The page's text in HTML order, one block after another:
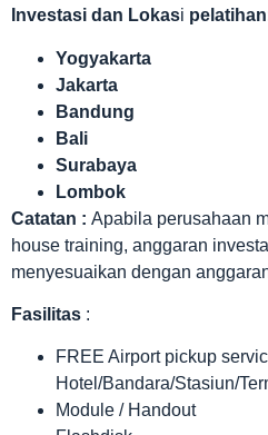
Investasi dan Lokasi pelatihan
Yogyakarta
Jakarta
Bandung
Bali
Surabaya
Lombok
Catatan : Apabila perusahaan
house training, anggaran
menyesuaikan dengan
Fasilitas :
FREE Airport pickup
Hotel/Bandara/Stasiun/
Module / Handout